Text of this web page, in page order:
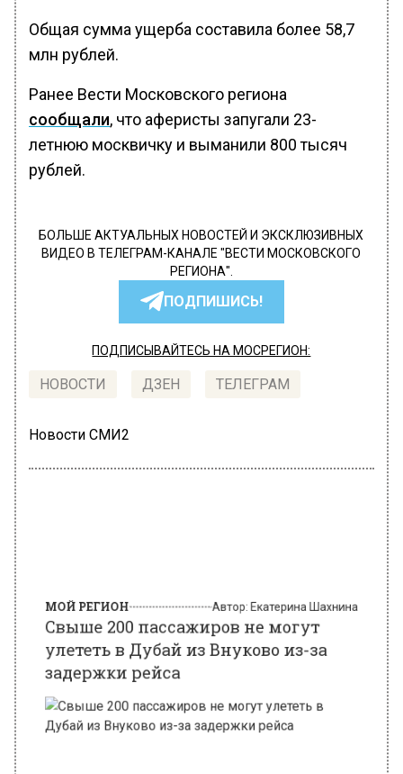
Общая сумма ущерба составила более 58,7
млн рублей.
Ранее Вести Московского региона
сообщали, что аферисты запугали 23-
летнюю москвичку и выманили 800 тысяч
рублей.
БОЛЬШЕ АКТУАЛЬНЫХ НОВОСТЕЙ И ЭКСКЛЮЗИВНЫХ
ВИДЕО В ТЕЛЕГРАМ-КАНАЛЕ "ВЕСТИ МОСКОВСКОГО
РЕГИОНА".
ПОДПИШИСЬ!
ПОДПИСЫВАЙТЕСЬ НА МОСРЕГИОН:
НОВОСТИ ДЗЕН ТЕЛЕГРАМ
Новости СМИ2
задержки рейса